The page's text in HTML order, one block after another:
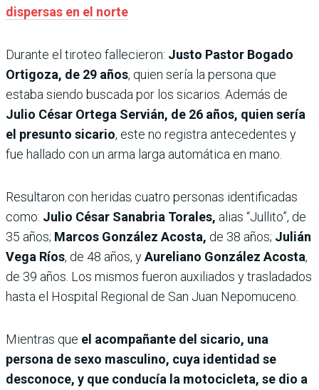
dispersas en el norte
Durante el tiroteo fallecieron: Justo Pastor Bogado
Ortigoza, de 29 años, quien sería la persona que
estaba siendo buscada por los sicarios. Además de
Julio César Ortega Servián, de 26 años, quien sería
el presunto sicario, este no registra antecedentes y
fue hallado con un arma larga automática en mano.
Resultaron con heridas cuatro personas identificadas
como: Julio César Sanabria Torales, alias “Jullito”, de
35 años; Marcos González Acosta, de 38 años; Julián
Vega Ríos, de 48 años, yAureliano González Acosta,
de 39 años. Los mismos fueron auxiliados y trasladados
hasta el Hospital Regional de San Juan Nepomuceno.
Mientras que el acompañante del sicario, una
persona de sexo masculino, cuya identidad se
desconoce, y que conducía la motocicleta, se dio a